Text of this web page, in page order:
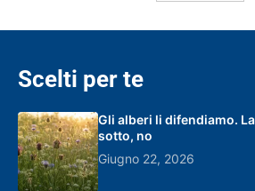
Scelti per te
Gli alberi li difendiamo.
sotto, no
Giugno 22, 2026